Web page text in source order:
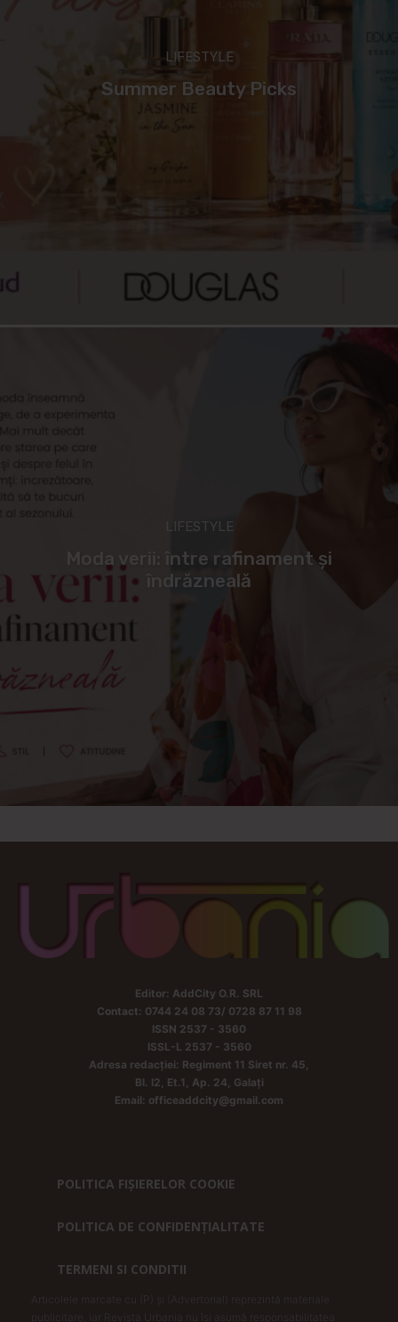
LIFESTYLE
Summer Beauty Picks
LIFESTYLE
Moda verii: între rafinament și
îndrăzneală
Editor: AddCity O.R. SRL
Contact: 0744 24 08 73/ 0728 87 11 98
ISSN 2537 - 3560
ISSL-L 2537 - 3560
Adresa redacției: Regiment 11 Siret nr. 45,
Bl. I2, Et.1, Ap. 24, Galați
Email: officeaddcity@gmail.com
POLITICA FIȘIERELOR COOKIE
POLITICA DE CONFIDENȚIALITATE
TERMENI SI CONDITII